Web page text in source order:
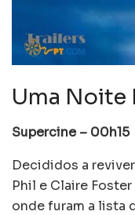
Uma Noite
Supercine – 00h15
Decididos a
Phil e Claire
onde furam a lista